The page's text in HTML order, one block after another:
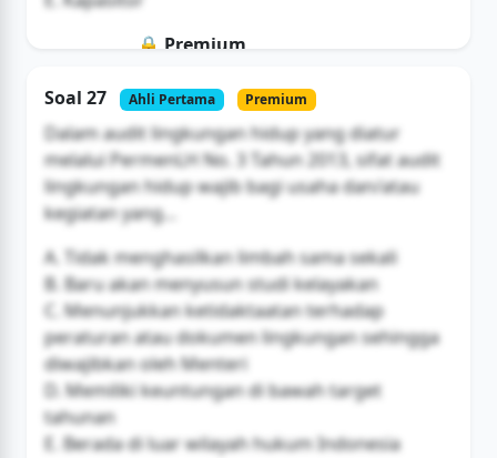
🔒 Premium
Buka Akses
Soal 27 Ahli Pertama Premium
Dalam audit lingkungan hidup yang diatur
melalui PermenLH No. 3 Tahun 2013, sifat audit
lingkungan hidup wajib bagi usaha dan/atau
kegiatan yang...
A. Tidak menghasilkan limbah sama sekali
B. Baru akan menyusun studi kelayakan
C. Menunjukkan ketidaktaatan terhadap
peraturan atau dokumen lingkungan sehingga
diwajibkan oleh Menteri
D. Memiliki keuntungan di bawah target
tahunan
E. Berada di luar wilayah hukum Indonesia